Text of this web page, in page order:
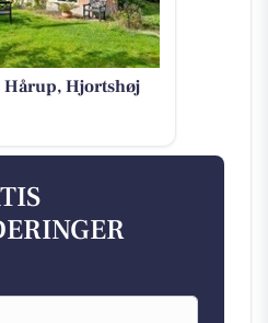
Hårup, Hjortshøj